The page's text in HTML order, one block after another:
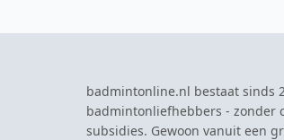
badmintonline.nl bestaat sinds
badmintonliefhebbers - zonder
subsidies. Gewoon vanuit een